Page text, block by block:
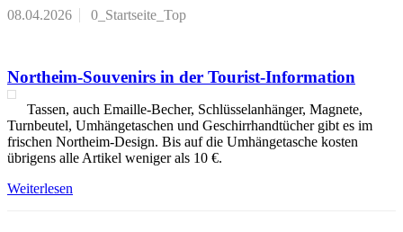
08.04.2026 0_Startseite_Top
Northeim-Souvenirs in der Tourist-Information
Tassen, auch Emaille-Becher, Schlüsselanhänger, Magnete,
Turnbeutel, Umhängetaschen und Geschirrhandtücher gibt es im
frischen Northeim-Design. Bis auf die Umhängetasche kosten
übrigens alle Artikel weniger als 10 €.
Weiterlesen